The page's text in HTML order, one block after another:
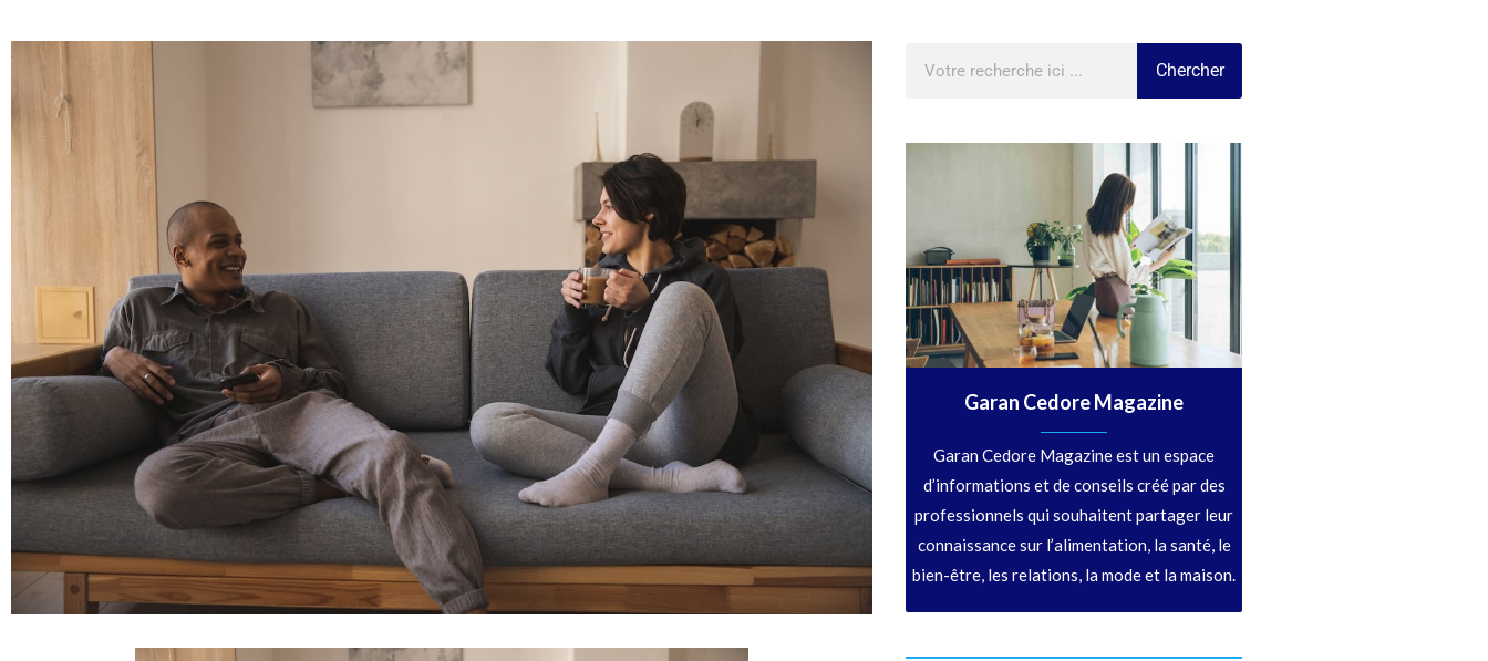
Chercher
Garan Cedore Magazine
Garan Cedore Magazine est un espace
d’informations et de conseils créé par des
professionnels qui souhaitent partager leur
connaissance sur l’alimentation, la santé, le
bien-être, les relations, la mode et la maison.